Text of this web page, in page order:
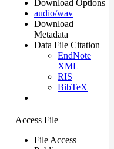
Download Options
audio/wav
Download
Metadata
Data File Citation
EndNote
XML
RIS
BibTeX
Access File
File Access